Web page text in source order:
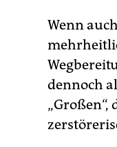
Wenn
dennoch